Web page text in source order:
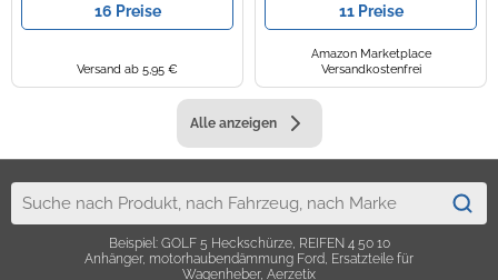
16 Preise
Versand ab 5,95 €
11 Preise
Amazon Marketplace
Versandkostenfrei
Alle anzeigen
Beispiel: GOLF 5 Heckschürze, REIFEN 4 50 10
Anhänger, motorhaubendämmung Ford, Ersatzteile für
Wagenheber, Aerzetix